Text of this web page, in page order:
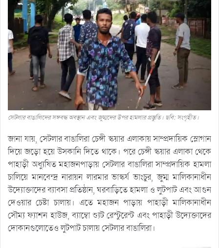
সেটলার বাঙালিদের সঙ্গবদ্ধ অবস্থান এবং জুম্মদের উপর হামলার প্রস্তুতি। ছবি: সংগৃহীত।
জানা যায়, সেটলার বাঙালিরা চেঙ্গী স্কয়ার এলাকায় সাম্প্রদায়িক স্লোগান
দিয়ে জড়ো হয়ে উসকানি দিতে থাকে। পরে চেঙ্গী স্কয়ার এলাকা থেকে
পাহাড়ী অধ্যুষিত মহাজনপাড়ায় সেটলার বাঙালিরা সাম্প্রদায়িক হামলা
চালিয়ে মানবেন্দ্র নারায়ন লারমার ভাস্কর্য ভাংচুর, জুম্ম মালিকানাধীন
উদ্যোক্তাদের ব্যাবসা প্রতিষ্ঠান, ঘরবাড়িতে হামলা ও লুটপাট এবং আগুন
দেওয়ার চেষ্টা চালায়। এতে মহাজন পাড়ায় পাহাড়ী মালিকানাধীন
সৌম্য ফ্যাশন হাউজ, ব্যাম্বো শ্যুট রেস্টুরেন্ট এবং পাহাড়ী উদ্যেক্তাদের
দোকানগুলোতেও লুটপাট চালায় সেটলার বাঙালিরা।